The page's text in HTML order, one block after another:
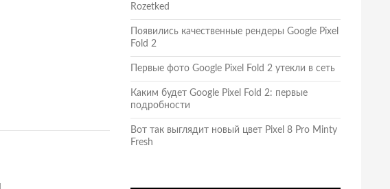
Rozetked
Появились качественные рендеры Google Pixel
Fold 2
Первые фото Google Pixel Fold 2 утекли в сеть
Каким будет Google Pixel Fold 2: первые
подробности
Вот так выглядит новый цвет Pixel 8 Pro Minty
Fresh